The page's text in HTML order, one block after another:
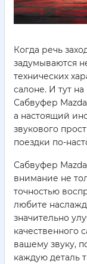
Когда речь
задумываются
технических
салоне. И тут
Сабвуфер
а настоящий
звукового
поездки по-
Сабвуфер
внимание не
точностью
любите
значительно
качественного
вашему звуку,
каждую деталь